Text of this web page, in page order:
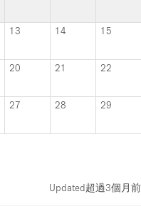
13 14 15
20 21 22
27 28 29
Updated超過3個月前